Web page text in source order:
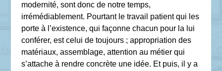
modernité, sont donc de notre temps,
irrémédiablement. Pourtant le travail patient qui les
porte à l’existence, qui façonne chacun pour la lui
conférer, est celui de toujours ; appropriation des
matériaux, assemblage, attention au métier qui
s’attache à rendre concrète une idée. Et puis, il y a